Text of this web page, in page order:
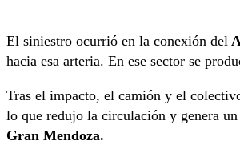
El siniestro ocurrió en la conexión del
hacia esa arteria. En ese sector se
Tras el impacto, el camión y el
lo que redujo la circulación y genera
Gran Mendoza.